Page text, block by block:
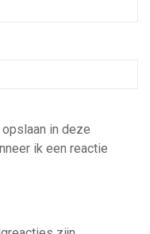
in deze
ik een reactie